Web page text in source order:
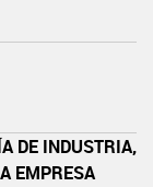
DE INDUSTRIA,
EMPRESA